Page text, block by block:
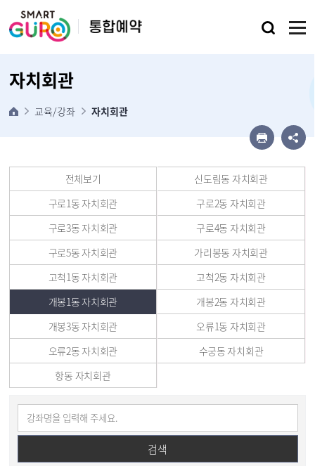
자치회관
교육/강좌 자치회관
전체보기
신도림동 자치회관
구로1동 자치회관
구로2동 자치회관
구로3동 자치회관
구로4동 자치회관
구로5동 자치회관
가리봉동 자치회관
고척1동 자치회관
고척2동 자치회관
개봉1동 자치회관
개봉2동 자치회관
개봉3동 자치회관
오류1동 자치회관
오류2동 자치회관
수궁동 자치회관
항동 자치회관
검색